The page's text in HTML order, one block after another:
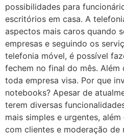
possibilidades para
escritórios em casa. A
aspectos mais caros quando
empresas e seguindo os
telefonia móvel, é possível
fechem no final do mês.
toda empresa visa. Por que
notebooks? Apesar de
terem diversas
mais simples e urgentes,
com clientes e moderação de